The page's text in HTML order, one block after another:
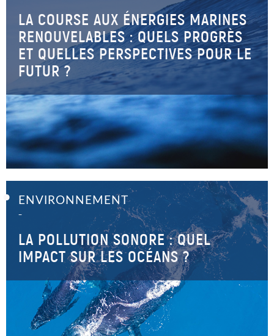
LA COURSE AUX ÉNERGIES MARINES
RENOUVELABLES : QUELS PROGRÈS
ET QUELLES PERSPECTIVES POUR LE
FUTUR ?
ENVIRONNEMENT
–
LA POLLUTION SONORE : QUEL
IMPACT SUR LES OCÉANS ?